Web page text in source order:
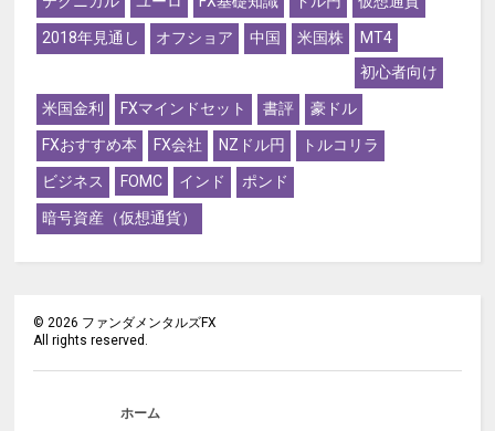
2018年見通し オフショア 中国 米国株
MT4
初心者向け
米国金利 FXマインドセット 書評 豪ドル
FXおすすめ本 FX会社 NZドル円 トルコリラ
ビジネス FOMC インド ポンド
暗号資産（仮想通貨）
© 2026 ファンダメンタルズFX
All rights reserved.
ホーム